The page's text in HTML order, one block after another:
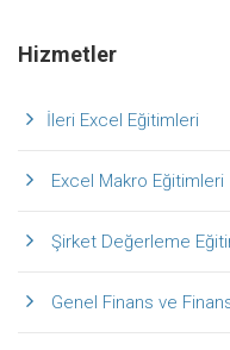
Hizmetler
İleri Excel Eğitimleri
Excel Makro Eğitimleri
Şirket Değerleme
Genel Finans ve